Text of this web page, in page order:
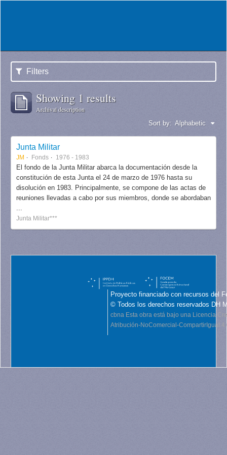
Filters
Showing 1 results
Archival description
Sort by: Alphabetic
Junta Militar
JM Fonds 1976 - 1983
El fondo de la Junta Militar abarca la documentación desde la
constitución de esta Junta el 24 de marzo de 1976 hasta su
disolución en 1983. Principalmente, se compone de las actas de
reuniones llevadas a cabo por sus miembros, donde se abordaban
...
Junta Militar***
Proyecto financiado con recursos del
© Todos los derechos reservados DH
cbna Esta obra está bajo una Licencia
Atribución-NoComercial-CompartirIgual